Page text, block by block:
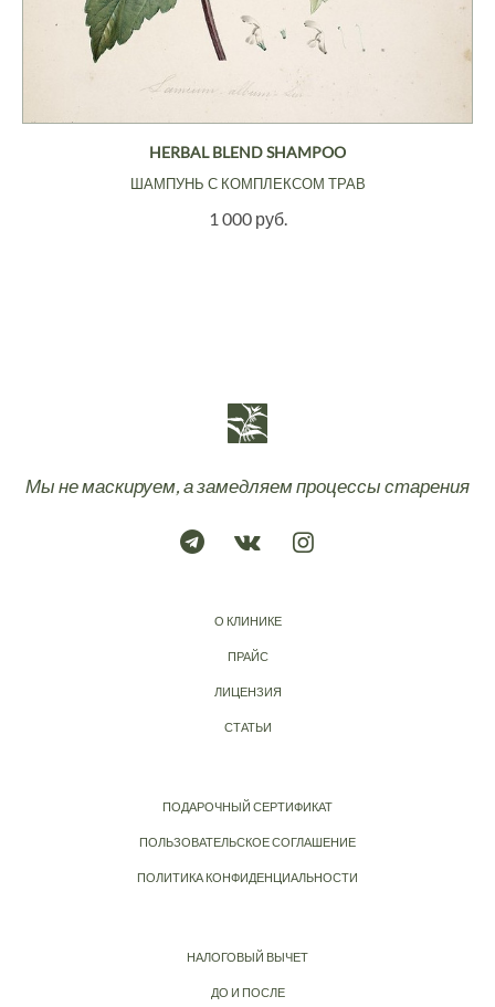
HERBAL BLEND SHAMPOO
ШАМПУНЬ С КОМПЛЕКСОМ ТРАВ
1 000 руб.
Мы не маскируем, а замедляем процессы старения
О КЛИНИКЕ
ПРАЙС
ЛИЦЕНЗИЯ
СТАТЬИ
ПОДАРОЧНЫЙ СЕРТИФИКАТ
ПОЛЬЗОВАТЕЛЬСКОЕ СОГЛАШЕНИЕ
ПОЛИТИКА КОНФИДЕНЦИАЛЬНОСТИ
НАЛОГОВЫЙ ВЫЧЕТ
ДО И ПОСЛЕ